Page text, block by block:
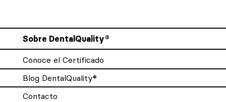
Sobre DentalQuality®
Conoce el Certificado
Blog DentalQuality®
Contacto